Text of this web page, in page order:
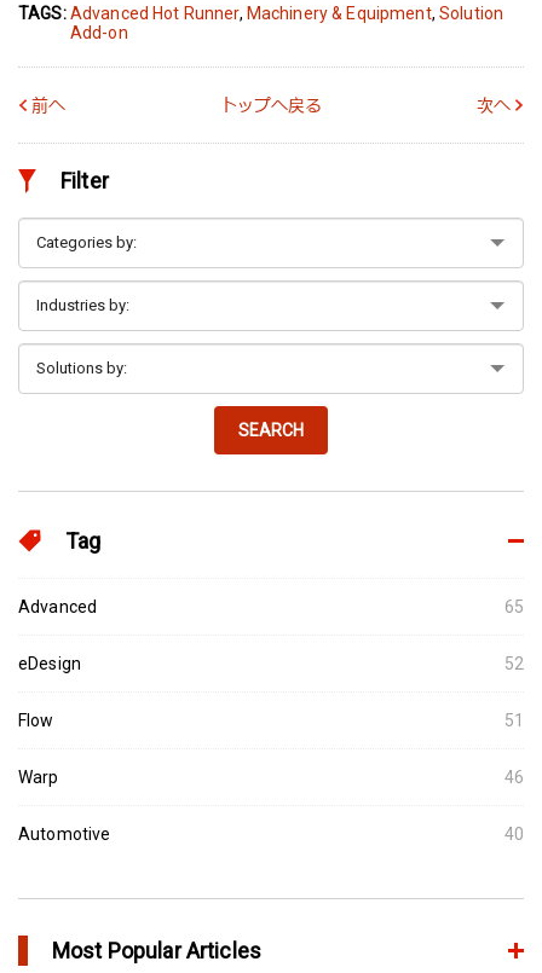
TAGS:Advanced Hot Runner, Machinery & Equipment,Solution
Add-on
前へ トップへ戻る 次へ
Filter
SEARCH
Tag
Advanced 65
eDesign 52
Flow 51
Warp 46
Automotive 40
Most Popular Articles